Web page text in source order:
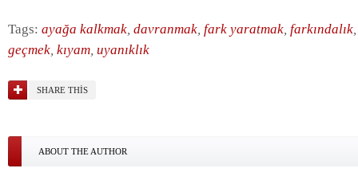
Tags: ayağa kalkmak, davranmak, fark yaratmak, farkındalık
geçmek, kıyam, uyanıklık
SHARE THIS
ABOUT THE AUTHOR